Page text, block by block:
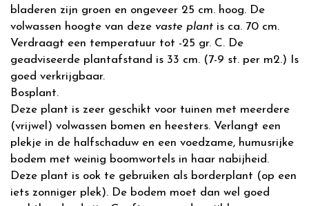
bladeren zijn groen en ongeveer 25 cm. hoog. De
volwassen hoogte van deze vaste plant is ca. 70 cm.
Verdraagt een temperatuur tot -25 gr. C. De
geadviseerde plantafstand is 33 cm. (7-9 st. per m2.) Is
goed verkrijgbaar.
Bosplant.
Deze plant is zeer geschikt voor tuinen met meerdere
(vrijwel) volwassen bomen en heesters. Verlangt een
plekje in de halfschaduw en een voedzame, humusrijke
bodem met weinig boomwortels in haar nabijheid.
Deze plant is ook te gebruiken als borderplant (op een
iets zonniger plek). De bodem moet dan wel goed